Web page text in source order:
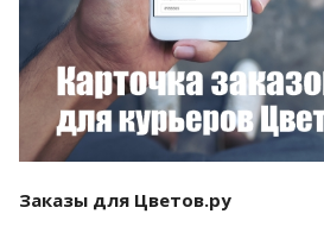
Заказы для Цветов.ру